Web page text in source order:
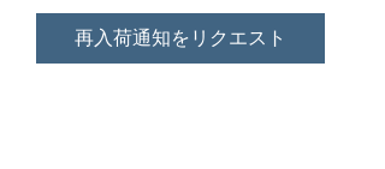
再入荷通知をリクエスト